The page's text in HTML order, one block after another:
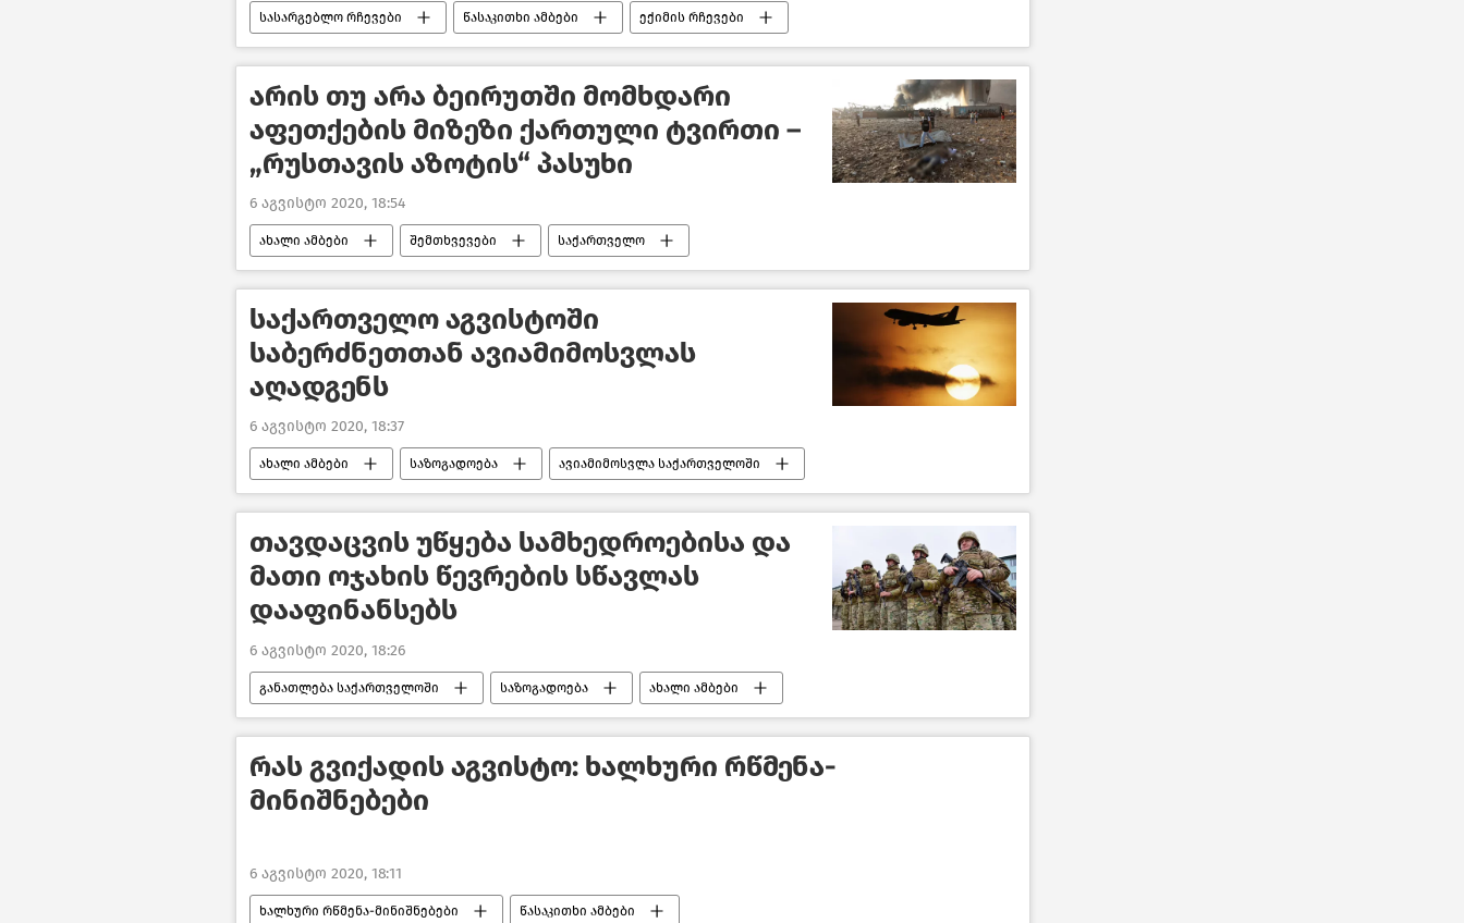
სასარგებლო რჩევები წასაკითხი ამბები ექიმის რჩევები
არის თუ არა ბეირუთში მომხდარი
აფეთქების მიზეზი ქართული ტვირთი –
„რუსთავის აზოტის“ პასუხი
6 აგვისტო 2020, 18:54
ახალი ამბები შემთხვევები საქართველო
საქართველო აგვისტოში
საბერძნეთთან ავიამიმოსვლას
აღადგენს
6 აგვისტო 2020, 18:37
ახალი ამბები საზოგადოება ავიამიმოსვლა საქართველოში
საქართველო
თავდაცვის უწყება სამხედროებისა და
მათი ოჯახის წევრების სწავლას
დააფინანსებს
6 აგვისტო 2020, 18:26
განათლება საქართველოში საზოგადოება ახალი ამბები
საქართველოს თავდაცვა საქართველო
რას გვიქადის აგვისტო: ხალხური რწმენა-
მინიშნებები
6 აგვისტო 2020, 18:11
ხალხური რწმენა-მინიშნებები წასაკითხი ამბები